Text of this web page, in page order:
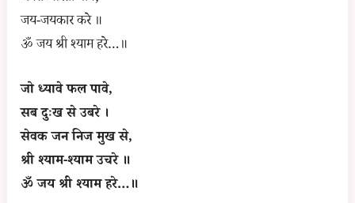
जय-जयकार करे ॥
ॐ जय श्री श्याम हरे…॥
जो ध्यावे फल पावे,
सब दुःख से उबरे ।
सेवक जन निज मुख से,
श्री श्याम-श्याम उचरे ॥
ॐ जय श्री श्याम हरे…॥